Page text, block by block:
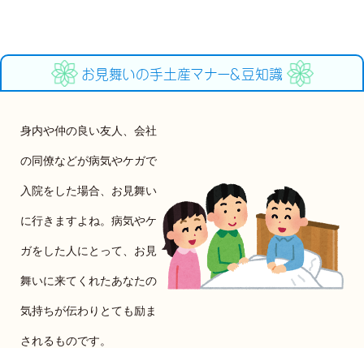
お見舞いの手土産マナー＆豆知識
身内や仲の良い友人、会社
の同僚などが病気やケガで
入院をした場合、お見舞い
に行きますよね。病気やケ
ガをした人にとって、お見
舞いに来てくれたあなたの
気持ちが伝わりとても励ま
されるものです。